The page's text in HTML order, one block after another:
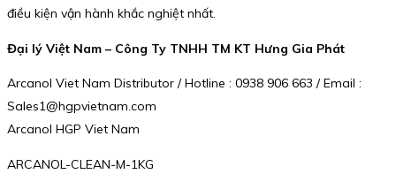
điều kiện vận hành khắc nghiệt nhất.
Đại lý Việt Nam – Công Ty TNHH TM KT Hưng Gia Phát
Arcanol Viet Nam Distributor / Hotline : 0938 906 663 / Email :
Sales1@hgpvietnam.com
Arcanol HGP Viet Nam
ARCANOL-CLEAN-M-1KG